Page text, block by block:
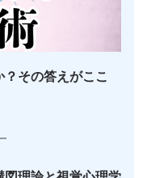
その答えがここ